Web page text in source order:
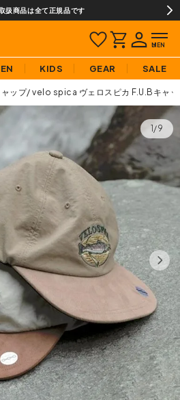
扱商品は全て正規品です
KIDS GEAR SALE
ップ velo spica ヴェロスピカ F.U.Bキャ
1/9